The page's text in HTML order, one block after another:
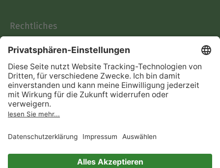
Rechtliches
AGB
Informationen nach Data
Act
Verträge hier kündigen
Impressum